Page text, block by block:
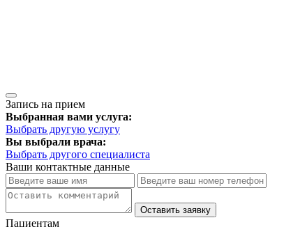
Запись на прием
Выбранная вами услуга:
Выбрать другую услугу
Вы выбрали врача:
Выбрать другого специалиста
Ваши контактные данные
Оставить заявку
Пациентам